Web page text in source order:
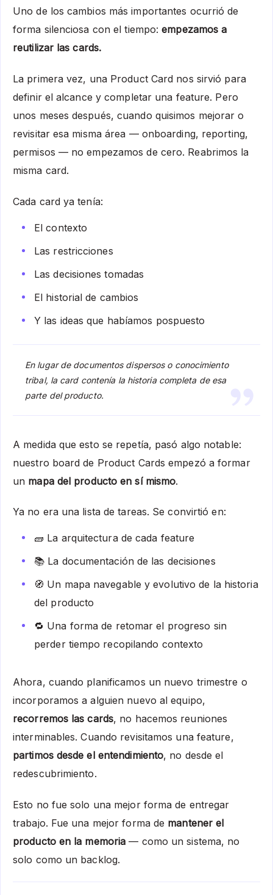
Uno de los cambios más importantes ocurrió de
forma silenciosa con el tiempo:empezamos a
reutilizar las cards.
La primera vez, una Product Card nos sirvió para
definir el alcance y completar una feature. Pero
unos meses después, cuando quisimos mejorar o
revisitar esa misma área — onboarding, reporting,
permisos — no empezamos de cero. Reabrimos la
misma card.
Cada card ya tenía:
El contexto
Las restricciones
Las decisiones tomadas
El historial de cambios
Y las ideas que habíamos pospuesto
En lugar de documentos dispersos o conocimiento
tribal, la card contenía la historia completa de esa
parte del producto.
A medida que esto se repetía, pasó algo notable:
nuestro board de Product Cards empezó a formar
un mapa del producto en sí mismo.
Ya no era una lista de tareas. Se convirtió en:
🧱 La arquitectura de cada feature
📚 La documentación de las decisiones
🧭 Un mapa navegable y evolutivo de la historia
del producto
🔁 Una forma de retomar el progreso sin
perder tiempo recopilando contexto
Ahora, cuando planificamos un nuevo trimestre o
incorporamos a alguien nuevo al equipo,
recorremos las cards, no hacemos reuniones
interminables. Cuando revisitamos una feature,
partimos desde el entendimiento, no desde el
redescubrimiento.
Esto no fue solo una mejor forma de entregar
trabajo. Fue una mejor forma de mantener el
producto en la memoria — como un sistema, no
solo como un backlog.